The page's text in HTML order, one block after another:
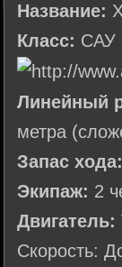
Название:
Класс: САУ
Линейный
метра
Запас
Экипаж: 2
Двигатель:
Скорость: